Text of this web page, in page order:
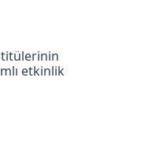
etkinlik